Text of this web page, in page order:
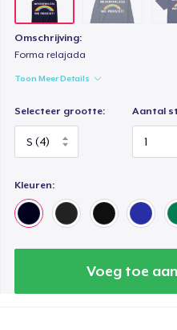
Omschrijving:
Forma relajada
Toon Meer Details
Selecteer grootte: Aantal
Kleuren:
Voeg toe
US$ 25,99